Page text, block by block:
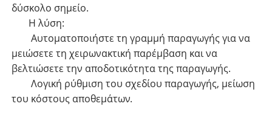
δύσκολο σημείο.
Η λύση:
Αυτοματοποιήστε τη γραμμή παραγωγής για να
μειώσετε τη χειρωνακτική παρέμβαση και να
βελτιώσετε την αποδοτικότητα της παραγωγής.
Λογική ρύθμιση του σχεδίου παραγωγής, μείωση
του κόστους αποθεμάτων.